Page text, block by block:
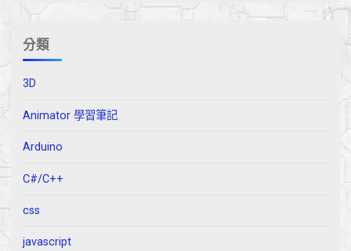
分類
3D
Animator 學習筆記
Arduino
C#/C++
css
javascript